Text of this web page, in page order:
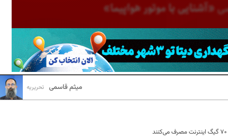
میثم قاسمی تحریریه